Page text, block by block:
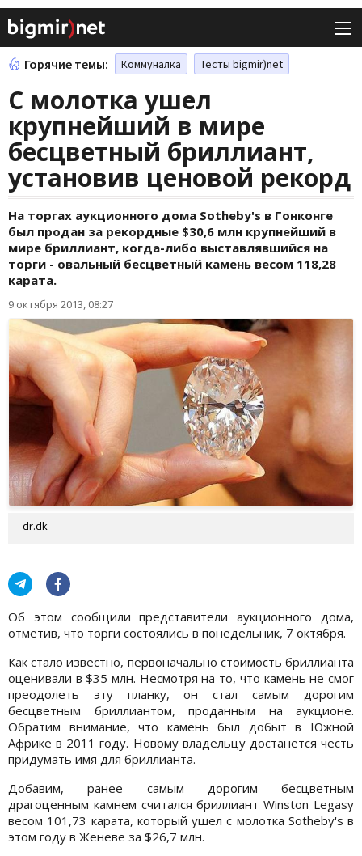
Горячие темы: Коммуналка Тесты bigmir)net
С молотка ушел
крупнейший в мире
бесцветный бриллиант,
установив ценовой рекорд
На торгах аукционного дома Sotheby's в Гонконге
был продан за рекордные $30,6 млн крупнейший в
мире бриллиант, когда-либо выставлявшийся на
торги - овальный бесцветный камень весом 118,28
карата.
9 октября 2013, 08:27
dr.dk
Об этом сообщили представители аукционного дома,
отметив, что торги состоялись в понедельник, 7 октября.
Как стало известно, первоначально стоимость бриллианта
оценивали в $35 млн. Несмотря на то, что камень не смог
преодолеть эту планку, он стал самым дорогим
бесцветным бриллиантом, проданным на аукционе.
Обратим внимание, что камень был добыт в Южной
Африке в 2011 году. Новому владельцу достанется честь
придумать имя для бриллианта.
Добавим, ранее самым дорогим бесцветным
драгоценным камнем считался бриллиант Winston Legasy
весом 101,73 карата, который ушел с молотка Sotheby's в
этом году в Женеве за $26,7 млн.